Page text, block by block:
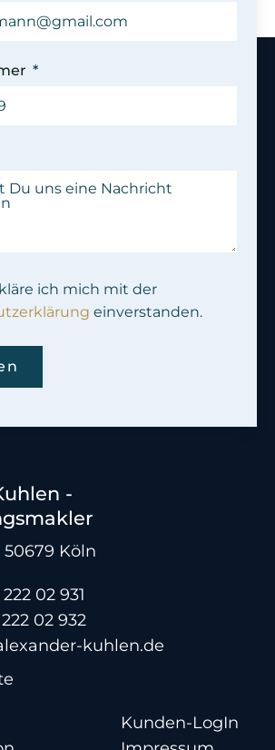
ich mich mit der
einverstanden.
-
Köln
02 931
02 932
kuhlen.de
Kunden-LogIn